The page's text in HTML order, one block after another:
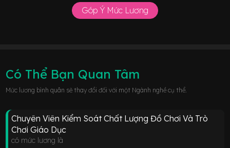
Góp Ý Mức Lương
Có Thể Bạn Quan Tâm
Mức lương bình quân sẽ thay đổi đối với một Ngành nghề cụ thể.
Chuyên Viên Kiểm Soát Chất Lượng Đồ Chơi Và Trò
Chơi Giáo Dục
có mức lương là